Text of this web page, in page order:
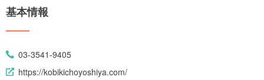
基本情報
03-3541-9405
https://kobikichoyoshiya.com/